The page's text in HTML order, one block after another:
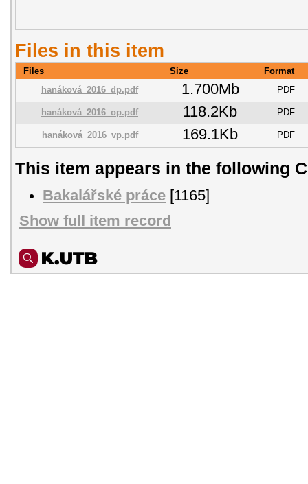
Files in this item
Files Size
Format
hanáková_2016_dp.pdf
1.700Mb PDF
hanáková_2016_op.pdf 118.2Kb PDF
hanáková_2016_vp.pdf 169.1Kb PDF
This item appears in the following
Bakalářské práce [1165]
Show full item record